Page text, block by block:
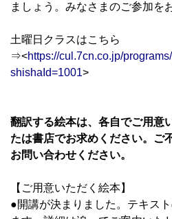
ましょう。みなさまのご参加を
土曜日クラスはこちら
⇒<https://cul.7cn.co.jp/
shishaId=1001>
翻訳する絵本は、各自でご用意
たは書店でお求めください。ご
お問い合わせください。
【ご用意いただく絵本】
●開講が決まりました。テキス